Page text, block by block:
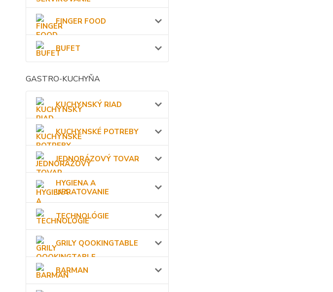
FINGER FOOD
BUFET
GASTRO-KUCHYŇA
KUCHYNSKÝ RIAD
KUCHYNSKÉ POTREBY
JEDNORÁZOVÝ TOVAR
HYGIENA A
UPRATOVANIE
TECHNOLÓGIE
GRILY QOOKINGTABLE
BARMAN